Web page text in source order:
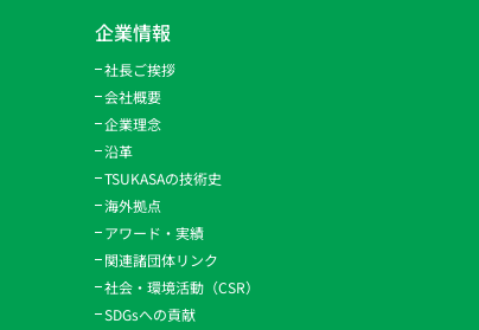
企業情報
社長ご挨拶
会社概要
企業理念
沿革
TSUKASAの技術史
海外拠点
アワード・実績
関連諸団体リンク
社会・環境活動（CSR）
SDGsへの貢献